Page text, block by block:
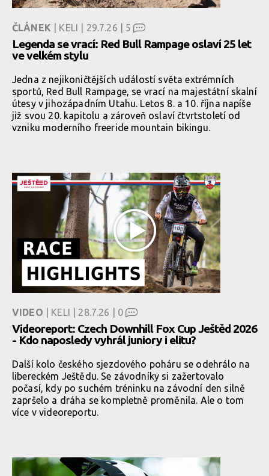
ČLÁNEK | KELI | 29.7.26 | 5
Legenda se vrací: Red Bull Rampage oslaví 25 let
ve velkém stylu
Jedna z nejikoničtějších událostí světa extrémních
sportů, Red Bull Rampage, se vrací na majestátní skalní
útesy v jihozápadním Utahu. Letos 8. a 10. října napíše
již svou 20. kapitolu a zároveň oslaví čtvrtstoletí od
vzniku moderního freeride mountain bikingu.
VIDEO | KELI | 28.7.26 | 0
Videoreport: Czech Downhill Fox Cup Ještěd 2026
- Kdo naposledy vyhrál juniory i elitu?
Další kolo českého sjezdového poháru se odehrálo na
libereckém Ještědu. Se závodníky si zažertovalo
počasí, kdy po suchém tréninku na závodní den silně
zapršelo a dráha se kompletně proměnila. Ale o tom
více v videoreportu.